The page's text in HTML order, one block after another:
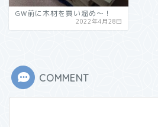
GW前に木材を買い溜め～！
2022年4月28日
COMMENT